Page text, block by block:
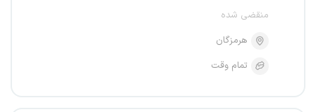
منقضی شده
هرمزگان
تمام وقت